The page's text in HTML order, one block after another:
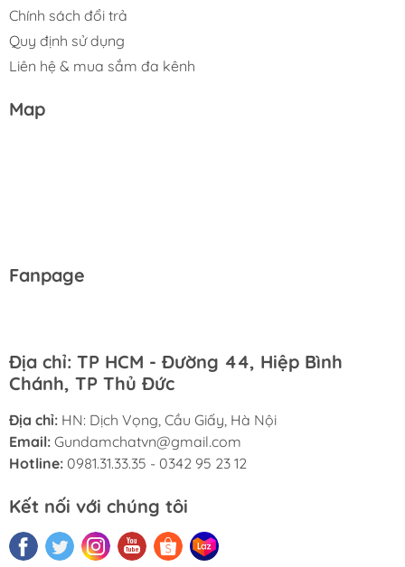
Chính sách đổi trả
Quy định sử dụng
Liên hệ & mua sắm đa kênh
Map
Fanpage
Địa chỉ: TP HCM - Đường 44, Hiệp Bình
Chánh, TP Thủ Đức
Địa chỉ: HN: Dịch Vọng, Cầu Giấy, Hà Nội
Email: Gundamchatvn@gmail.com
Hotline: 0981.31.33.35 - 0342 95 23 12
Kết nối với chúng tôi